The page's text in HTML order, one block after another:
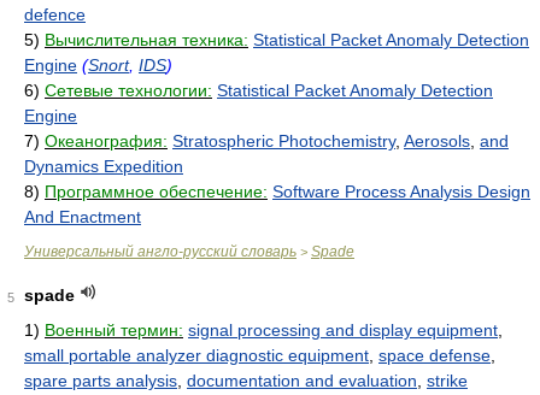
defence
5) Вычислительная техника: Statistical Packet Anomaly Detection
Engine (Snort, IDS)
6) Сетевые технологии: Statistical Packet Anomaly Detection
Engine
7) Океанография: Stratospheric Photochemistry, Aerosols and
Dynamics Expedition
8) Программное обеспечение: Software Process Analysis Design
And Enactment
Универсальный англо-русский словарь > Spade
5
spade
1) Военный термин: signal processing and display equipment
small portable analyzer diagnostic equipment space defense
spare parts analysis documentation and evaluation strike